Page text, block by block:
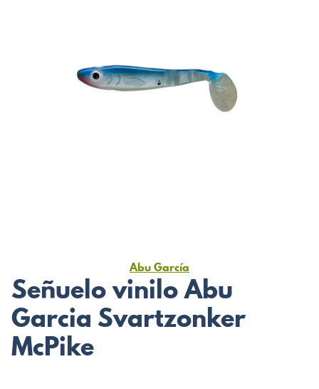
Abu García
Señuelo vinilo Abu
Garcia Svartzonker
McPike